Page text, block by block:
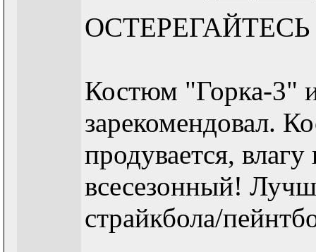
Костюм "Горка-3"
зарекомендовал.
продувается,
всесезонный!
страйкбола/